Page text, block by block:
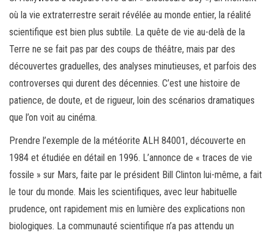
où la vie extraterrestre serait révélée au monde entier, la réalité
scientifique est bien plus subtile. La quête de vie au-delà de la
Terre ne se fait pas par des coups de théâtre, mais par des
découvertes graduelles, des analyses minutieuses, et parfois des
controverses qui durent des décennies. C’est une histoire de
patience, de doute, et de rigueur, loin des scénarios dramatiques
que l’on voit au cinéma.
Prendre l’exemple de la météorite ALH 84001, découverte en
1984 et étudiée en détail en 1996. L’annonce de « traces de vie
fossile » sur Mars, faite par le président Bill Clinton lui-même, a fait
le tour du monde. Mais les scientifiques, avec leur habituelle
prudence, ont rapidement mis en lumière des explications non
biologiques. La communauté scientifique n’a pas attendu un